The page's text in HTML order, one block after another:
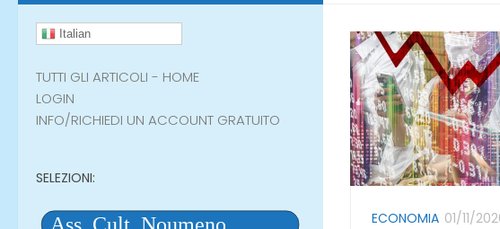
ECONOMIA 01/11/
Italian
TUTTI GLI ARTICOLI - HOME
LOGIN
INFO/RICHIEDI UN ACCOUNT GRATUITO
SELEZIONI: